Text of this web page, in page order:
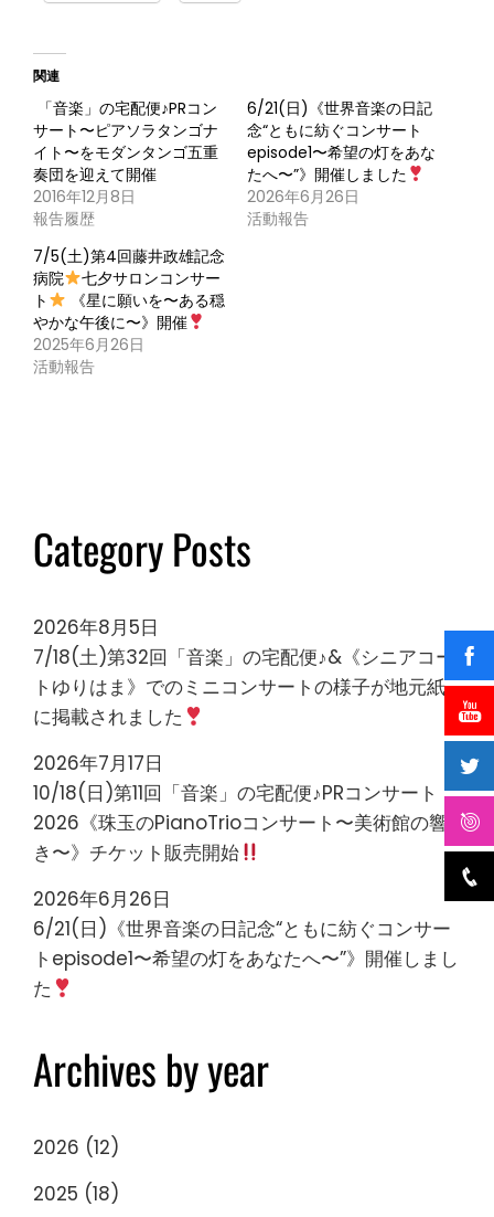
関連
「音楽」の宅配便♪PRコン
サート〜ピアソラタンゴナ
イト〜をモダンタンゴ五重
奏団を迎えて開催
2016年12月8日
報告履歴
6/21(日)《世界音楽の日記
念“ともに紡ぐコンサート
episode1〜希望の灯をあな
たへ〜”》開催しました
2026年6月26日
活動報告
7/5(土)第4回藤井政雄記念
病院
七夕サロンコンサー
ト
《星に願いを〜ある穏
やかな午後に〜》開催
2025年6月26日
活動報告
Category Posts
2026年8月5日
7/18(土)第32回「音楽」の宅配便♪&《シニアコー
トゆりはま》でのミニコンサートの様子が地元紙
に掲載されました
2026年7月17日
10/18(日)第11回「音楽」の宅配便♪PRコンサート
2026《珠玉のPianoTrioコンサート〜美術館の響
き〜》チケット販売開始
2026年6月26日
6/21(日)《世界音楽の日記念“ともに紡ぐコンサー
トepisode1〜希望の灯をあなたへ〜”》開催しまし
た
Archives by year
2026 (12)
2025 (18)